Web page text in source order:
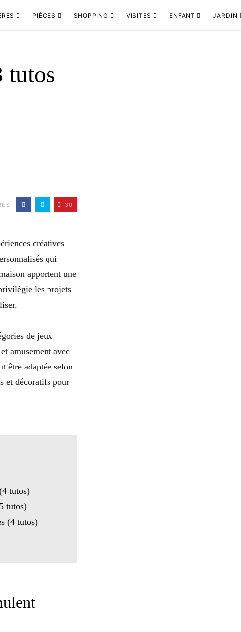
PIÈCES SHOPPING VISITES ENFANT JARDIN
tutos
30
créatives
qui
apportent une
les projets
de jeux
amusement avec
être adaptée selon
et décoratifs pour
tutos)
tutos)
(4 tutos)